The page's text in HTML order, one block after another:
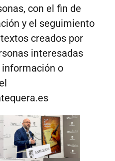
con el fin de
y el seguimiento
creados por
interesadas
o